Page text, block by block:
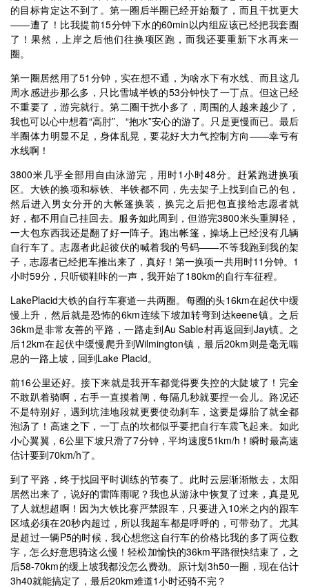
的目标肯定达不到了。第一圈后半圈已经开始颓了，而且干扰更大
——遭了！比我提前15分钟下水的60min以内组应该已经把我套圈
了！果然，上岸之后他们往换项区跑，而我还要重新下水再来一
圈。
第一圈居然用了51分钟，实在想不通，为啥水下有水线、而且这几
周水感进步那么多，只比雪城半铁的53分钟快了一丁点。但这已经
不重要了，游完就行。第二圈干扰小多了，周围的人越来越少了，
我也可以心中想着“高肘”、“抱水”安心的游了。只是更慢而已。最后
半圈体力明显不足，身体乱晃，要花好大力气控制方向——幸亏有
水线啊！
3800米几乎全部用自由泳游完，用时1小时48分。赶紧跑进换项
区。大铁的换项和标铁、半铁都不同，先去架子上找到自己的包，
然后进入男女分开的大帐篷换装，换完之后把包直接给志愿者就
好，都不用自己挂回去。服务如此周到，但游完3800米头重脚轻，
一大包东西我还是翻了好一阵子。跑出帐篷，操场上已经没有几辆
自行车了。志愿者此起彼伏的喊着我的号码——不等我跑到我的架
子，志愿者已经把车推出来了，真好！第一换项一共用时11分钟。1
小时59分，只听锁鞋咔的一声，我开始了180km的自行车征程。
LakePlacid大铁的自行车赛道一共两圈。每圈的头16km在起伏中缓
慢上升，然后就是恐怖的6km连续下坡加转弯到达keene镇。之后
36km是非常友善的平路，一路走到Au Sable村再返回到Jay镇。之
后12km在起伏中缓慢爬升到Wilmington镇，最后20km则是毫无喘
息的一路上坡，回到Lake Placid。
前16公里还好。接下来就是我开车都觉得要失控的大陡坡了！完全
不敢趴着骑啊，右手一直摸着闸，每隔几秒就要捏一会儿。路况还
不是特别好，遇到坑洼地段就更要使劲刹车，这要是爆胎了就全都
泡汤了！高速之下，一丁点的坎都似乎要把自行车震飞起来。如此
小心翼翼，6公里下坡只滑了7分钟，平均速度51km/h！瞬时最高速
估计要到70km/h了。
到了平路，终于找回平时训练的节奏了。此时云层渐渐散去，太阳
居然出来了，说好的雷阵雨呢？我也从游泳中恢复了过来，真是见
了人就想超啊！因为大铁比赛严禁跟车，只要进入10米之内的跟车
区域必须在20秒内超过，所以我超车都是呼呼的，可带劲了。尤其
是超过一辆P5的时候，我心想您这自行车的价格比我的多了两位数
字，怎么好意思骑这么慢！轻松加愉快的36km平路很快结束了，之
后58-70km的缓上坡我都没怎么费劲。原计划3h50一圈，现在估计
3h40就能搞定了，最后20km难道1小时还骑不完？